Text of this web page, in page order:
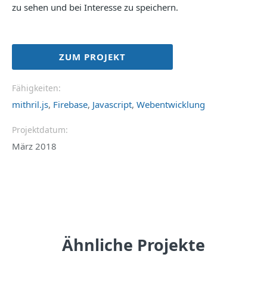
zu sehen und bei Interesse zu speichern.
ZUM PROJEKT
Fähigkeiten:
mithril.js, Firebase, Javascript, Webentwicklung
Projektdatum:
März 2018
Ähnliche Projekte